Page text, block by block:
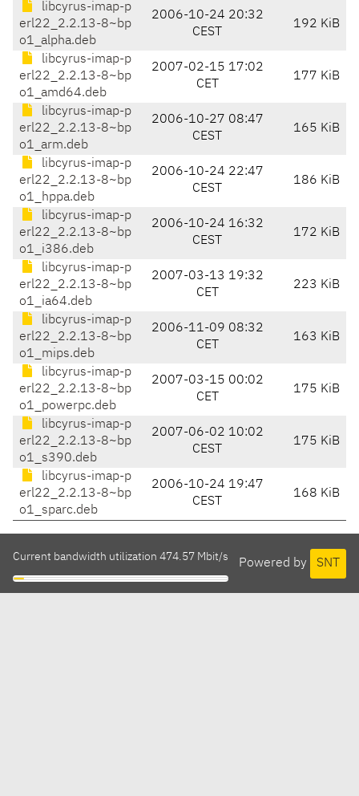
libcyrus-imap-p
erl22_2.2.13-8~bp
o1_alpha.deb
2006-10-24 20:32
CEST
192 KiB
libcyrus-imap-p
erl22_2.2.13-8~bp
o1_amd64.deb
2007-02-15 17:02
CET
177 KiB
libcyrus-imap-p
erl22_2.2.13-8~bp
o1_arm.deb
2006-10-27 08:47
CEST
165 KiB
libcyrus-imap-p
erl22_2.2.13-8~bp
o1_hppa.deb
2006-10-24 22:47
CEST
186 KiB
libcyrus-imap-p
erl22_2.2.13-8~bp
o1_i386.deb
2006-10-24 16:32
CEST
172 KiB
libcyrus-imap-p
erl22_2.2.13-8~bp
o1_ia64.deb
2007-03-13 19:32
CET
223 KiB
libcyrus-imap-p
erl22_2.2.13-8~bp
o1_mips.deb
2006-11-09 08:32
CET
163 KiB
libcyrus-imap-p
erl22_2.2.13-8~bp
o1_powerpc.deb
2007-03-15 00:02
CET
175 KiB
libcyrus-imap-p
erl22_2.2.13-8~bp
o1_s390.deb
2007-06-02 10:02
CEST
175 KiB
libcyrus-imap-p
erl22_2.2.13-8~bp
o1_sparc.deb
2006-10-24 19:47
CEST
168 KiB
Powered by SNT
Current bandwidth utilization 474.57 Mbit/s